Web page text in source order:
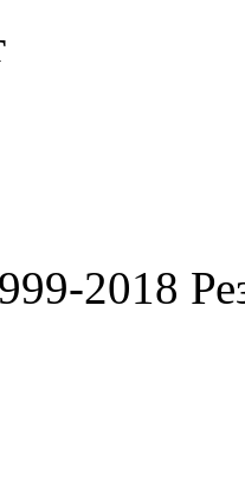
2018